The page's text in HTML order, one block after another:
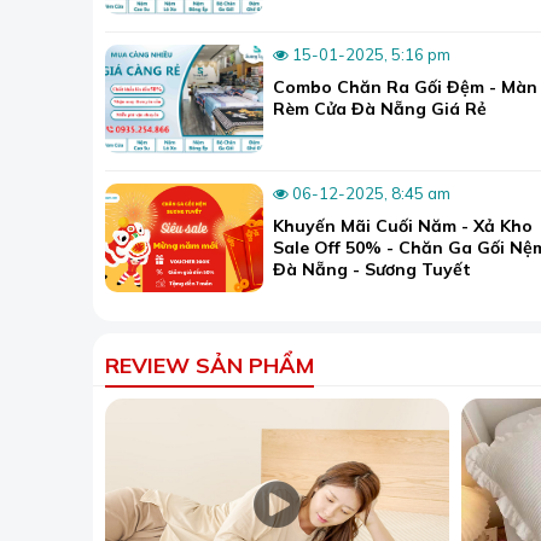
gặt được nhiều
Trước tình trạng
điều kiện sắm
lại cho bạn
2. Các sản
Để đáp ứng nhu
phù hợp với
2.1. Nệm cao
có mùi thơm
Về màu sắc,
15-01-2025, 5:16 pm
Combo Chăn Ra Gối Đệm - Màn
Rèm Cửa Đà Nẵng Giá Rẻ
06-12-2025, 8:45 am
Khuyến Mãi Cuối Năm - Xả Kho
Sale Off 50% - Chăn Ga Gối
Đà Nẵng - Sương Tuyết
REVIEW SẢN PHẨM